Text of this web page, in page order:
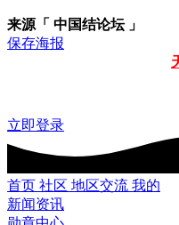
来源「 中国结论坛 」
保存海报
立即登录
首页 社区 地区交流 我的
新闻资讯